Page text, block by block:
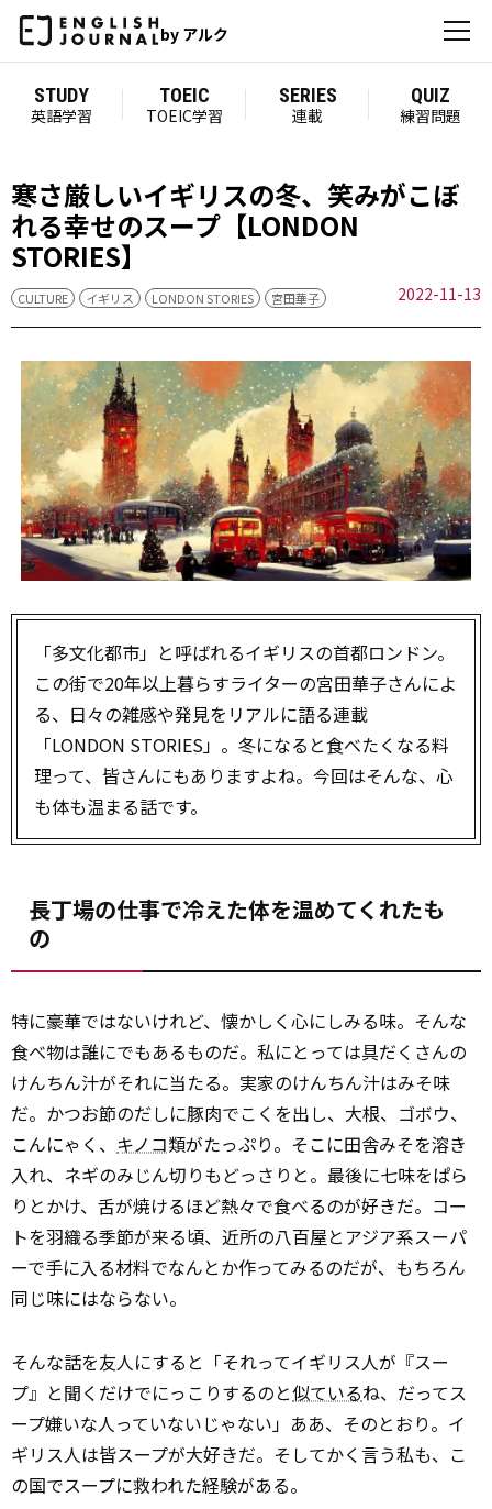
by アルク
STUDY
英語学習
TOEIC
TOEIC学習
SERIES
連載
QUIZ
練習問題
寒さ厳しいイギリスの冬、笑みがこぼ
れる幸せのスープ【LONDON
STORIES】
CULTURE イギリス LONDON STORIES 宮田華子 2022-11-13
「多文化都市」と呼ばれるイギリスの首都ロンドン。
この街で20年以上暮らすライターの宮田華子さんによ
る、日々の雑感や発見をリアルに語る連載
「LONDON STORIES」。冬になると食べたくなる料
理って、皆さんにもありますよね。今回はそんな、心
も体も温まる話です。
長丁場の仕事で冷えた体を温めてくれたも
の
特に豪華ではないけれど、懐かしく心にしみる味。そんな
食べ物は誰にでもあるものだ。私にとっては具だくさんの
けんちん汁がそれに当たる。実家のけんちん汁はみそ味
だ。かつお節のだしに豚肉でこくを出し、大根、ゴボウ、
こんにゃく、 キノコ類がたっぷり。そこに田舎みそを溶き
入れ、ネギのみじん切りもどっさりと。最後に七味をぱら
りとかけ、舌が焼けるほど熱々で食べるのが好きだ。コー
トを羽織る季節が来る頃、近所の八百屋とアジア系スーパ
ーで手に入る材料でなんとか作ってみるのだが、もちろん
同じ味にはならない。
そんな話を友人にすると「それってイギリス人が『スー
プ』と聞くだけでにっこりするのと似ているね、だってス
ープ嫌いな人っていないじゃない」――ああ、そのとおり。イ
ギリス人は皆スープが大好きだ。そしてかく言う私も、こ
の国でスープに救われた経験がある。